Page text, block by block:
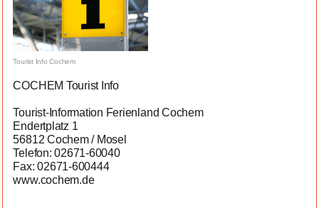
Tourist Info Cochem
COCHEM Tourist Info
Tourist-Information Ferienland Cochem
Endertplatz 1
56812 Cochem / Mosel
Telefon: 02671-60040
Fax: 02671-600444
www.cochem.de